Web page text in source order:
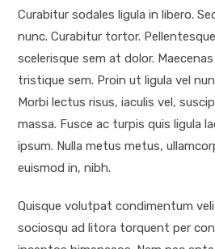
Curabitur sodales ligula in libero.
nunc. Curabitur tortor.
scelerisque sem at dolor.
tristique sem. Proin ut ligula vel
Morbi lectus risus, iaculis vel,
massa. Fusce ac turpis quis ligula
ipsum. Nulla metus metus,
euismod in, nibh.
Quisque volutpat condimentum
sociosqu ad litora torquent per